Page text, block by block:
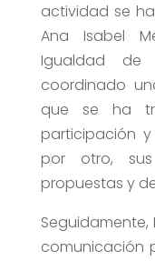
actividad se
Ana Isabel
Igualdad de
coordinado
que se ha
participación
por otro, sus
propuestas y
Seguidamente,
comunicación